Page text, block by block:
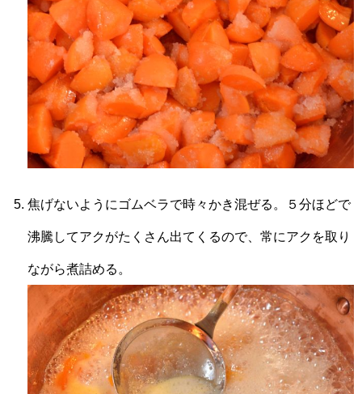
焦げないようにゴムベラで時々かき混ぜる。５分ほどで
沸騰してアクがたくさん出てくるので、常にアクを取り
ながら煮詰める。